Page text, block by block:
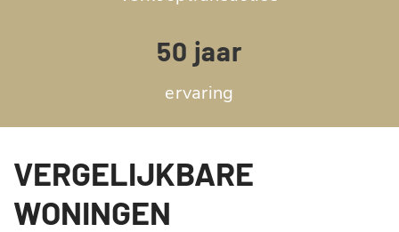
50 jaar
ervaring
VERGELIJKBARE
WONINGEN